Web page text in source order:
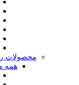
محصولات
همه